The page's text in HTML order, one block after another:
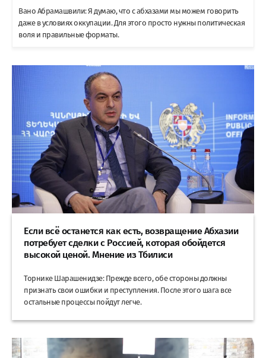
Вано Абрамашвили: Я думаю, что с абхазами мы можем говорить
даже в условиях оккупации. Для этого просто нужны политическая
воля и правильные форматы.
Если всё останется как есть, возвращение Абхазии
потребует сделки с Россией, которая обойдется
высокой ценой. Мнение из Тбилиси
Торнике Шарашенидзе: Прежде всего, обе стороны должны
признать свои ошибки и преступления. После этого шага все
остальные процессы пойдут легче.